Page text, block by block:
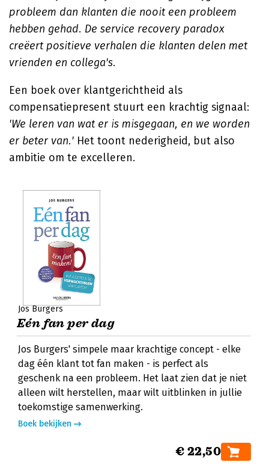
probleem dan klanten die nooit een probleem
hebben gehad. De service recovery paradox
creëert positieve verhalen die klanten delen met
vrienden en collega's.
Een boek over klantgerichtheid als
compensatiepresent stuurt een krachtig signaal:
'We leren van wat er is misgegaan, en we worden
er beter van.' Het toont nederigheid, but also
ambitie om te excelleren.
Jos Burgers
Eén fan per dag
Jos Burgers' simpele maar krachtige concept - elke
dag één klant tot fan maken - is perfect als
geschenk na een probleem. Het laat zien dat je niet
alleen wilt herstellen, maar wilt uitblinken in jullie
toekomstige samenwerking.
Boek bekijken
€ 22,50